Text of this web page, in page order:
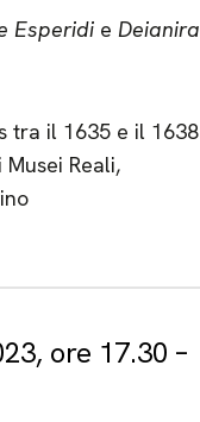
Esperidie Deianira
tra il 1635 e il 1638
Reali,
ore 17.30 –